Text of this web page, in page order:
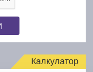
Калкулатор